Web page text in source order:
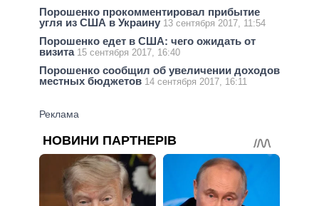
Порошенко прокомментировал прибытие
угля из США в Украину 13 сентября 2017, 11:54
Порошенко едет в США: чего ожидать от
визита 15 сентября 2017, 16:40
Порошенко сообщил об увеличении доходов
местных бюджетов 14 сентября 2017, 16:11